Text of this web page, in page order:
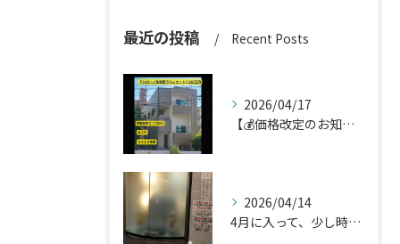
最近の投稿 Recent Posts
2026/04/17
【💰価格改定のお知らせ】
2026/04/14
4月に入って、少し時間ができたのでお墓参りへ。